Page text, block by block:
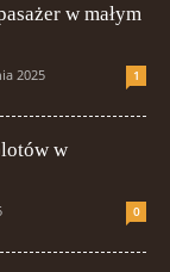
w małym
2025 1
w
0